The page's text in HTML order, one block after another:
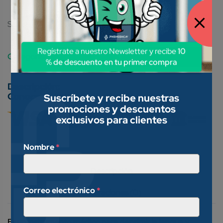
SKU: 7506022304681
Categories: Abatelenguas Material De Curación
Conoce nuestros métodos de pago:
Descripción
Valoraciones (0)
Suscríbete y recibe nuestras
promociones y descuentos
exclusivos para clientes
Nombre*
Correo electrónico*
Regístrate a nuestro Newsletter y recibe10
% de descuento en tu primer compra